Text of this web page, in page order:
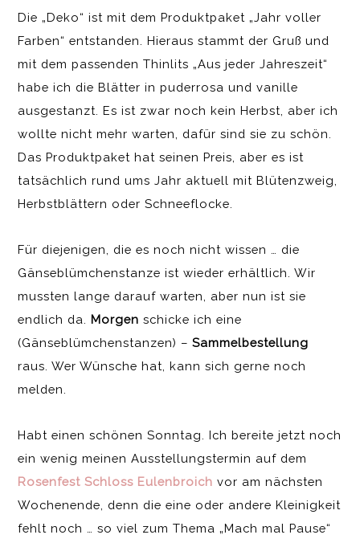
Die „Deko“ ist mit dem Produktpaket „Jahr voller
Farben“ entstanden. Hieraus stammt der Gruß und
mit dem passenden Thinlits „Aus jeder Jahreszeit“
habe ich die Blätter in puderrosa und vanille
ausgestanzt. Es ist zwar noch kein Herbst, aber ich
wollte nicht mehr warten, dafür sind sie zu schön.
Das Produktpaket hat seinen Preis, aber es ist
tatsächlich rund ums Jahr aktuell mit Blütenzweig,
Herbstblättern oder Schneeflocke.
Für diejenigen, die es noch nicht wissen … die
Gänseblümchenstanze ist wieder erhältlich. Wir
mussten lange darauf warten, aber nun ist sie
endlich da. Morgen schicke ich eine
(Gänseblümchenstanzen) –Sammelbestellung
raus. Wer Wünsche hat, kann sich gerne noch
melden.
Habt einen schönen Sonntag. Ich bereite jetzt noch
ein wenig meinen Ausstellungstermin auf dem
Rosenfest Schloss Eulenbroich vor am nächsten
Wochenende, denn die eine oder andere Kleinigkeit
fehlt noch … so viel zum Thema „Mach mal Pause“